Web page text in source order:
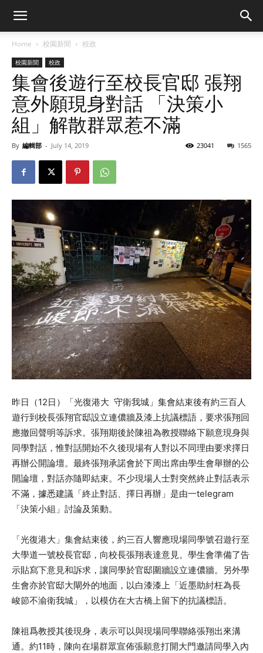
Home 校園新聞 校政
校園新聞 校政
集會後遊行至校長官邸 張翔
意外願現身對話 「決策小
組」解散群眾惹不滿
By 編輯部 - July 14, 2019 1565
23041
昨日（12日）「光復港大 守衛我城」集會結束後有約三百人
遊行到校長張翔官邸設立連儂牆及漆上抗議標語，要求張翔回
應撤回聲明等訴求。張翔期後於陳祖為教授聯絡下願意現身與
同學對話，惟對話開始不久後現場有人對以不同理由要求擇日
再辦公開論壇。最終張翔承諾會於下周出席由學生會舉辦的公
開論壇，對話亦隨即結束。不少現場人士對突然終止對話表示
不滿，據悉建議「終止對話、擇日再辦」是由一telegram
「決策小組」討論及策動。
「光復港大」集會結束後，約三百人響應現場同學號召遊行至
大學道一號校長官邸，向校長張翔表達意見。學生會準備了告
示貼寫下意見和訴求，讓同學於官邸圍牆設立連儂牆。另外學
生會亦於官邸大閘外的地面，以白漆漆上「近墨助紂枉為長
峻節不渝衛我城」，以模仿在大古橋上留下的抗議標語。
陳祖爲教授其後現身，表示可以與現場同學聯絡張翔出來溝
通。約11時，陳向在場群眾宣佈張願意打開大門邀請同學入內